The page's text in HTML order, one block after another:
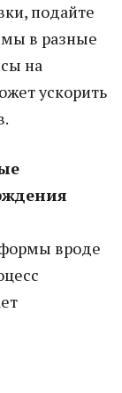
подайте
в разные
на
ускорить
вроде